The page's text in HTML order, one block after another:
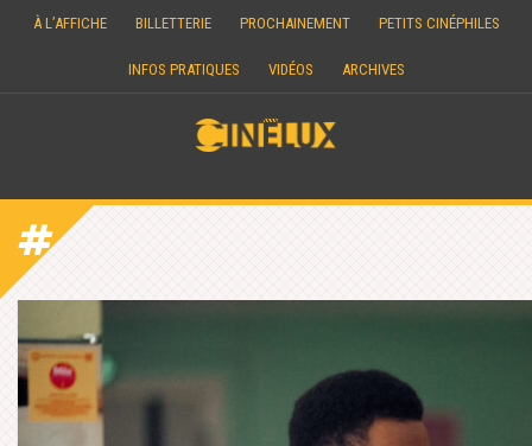
À L’AFFICHE BILLETTERIE PROCHAINEMENT PETITS CINÉPHILES
INFOS PRATIQUES VIDÉOS ARCHIVES